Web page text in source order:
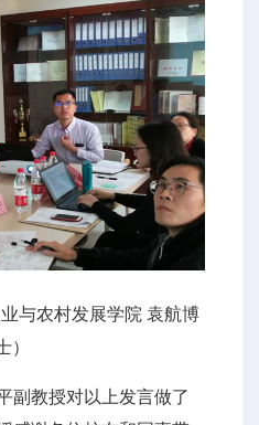
与农村发展学院 袁航博
）
副教授对以上发言做了